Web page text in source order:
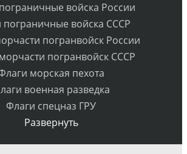
войска России
пограничные войска СССР
погранвойск России
погранвойск СССР
морская пехота
военная разведка
Флаги спецназ ГРУ
Развернуть